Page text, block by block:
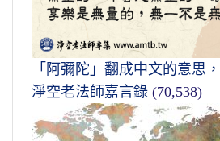
「阿彌陀」翻成中文的意思
淨空老法師嘉言錄 (70,538)